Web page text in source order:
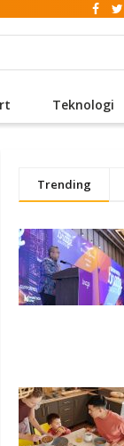
Teknologi
Trending